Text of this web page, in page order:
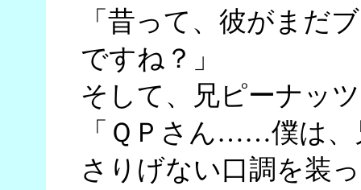
「昔って、彼がまだ
ですね？」
そして、兄ピーナッ
「ＱＰさん……僕は
さりげない口調を装